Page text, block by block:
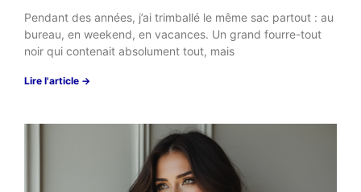
Pendant des années, j’ai trimballé le même sac partout : au
bureau, en weekend, en vacances. Un grand fourre-tout
noir qui contenait absolument tout, mais
Lire l'article →